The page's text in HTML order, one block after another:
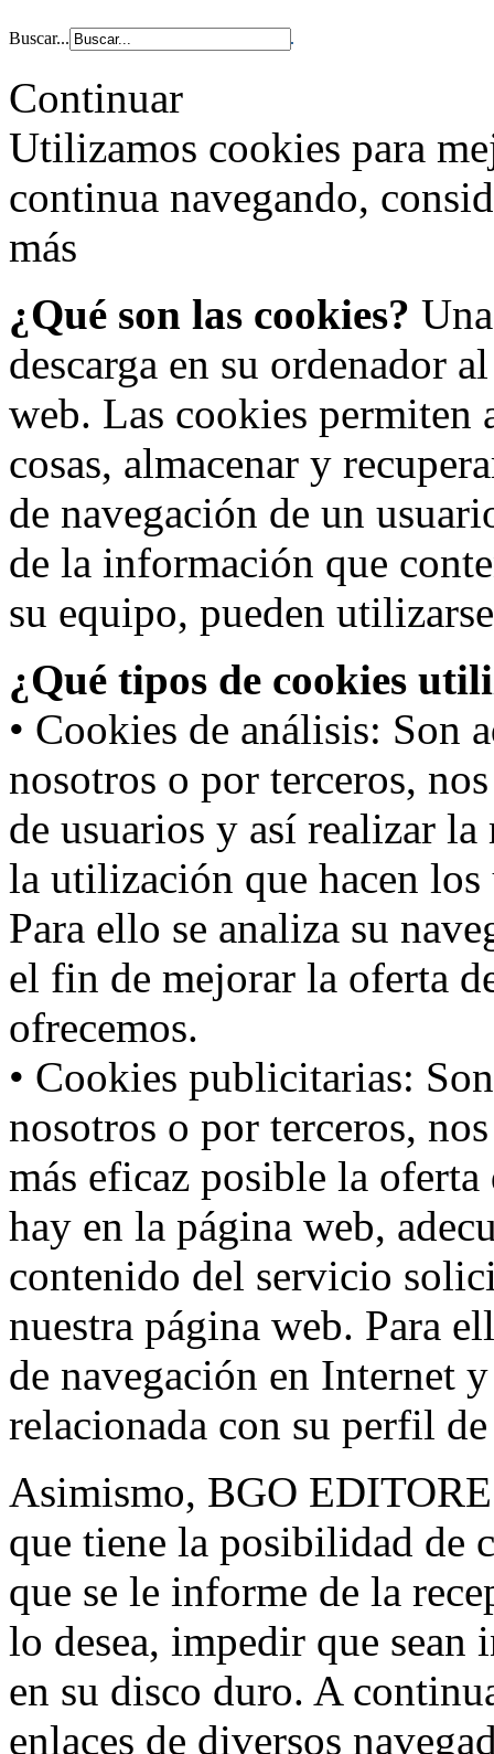
Buscar...
Continuar
Utilizamos cookies para
continua navegando,
más
¿Qué son las cookies?
descarga en su ordenador
web. Las cookies permiten
cosas, almacenar y
de navegación de un
de la información que
su equipo, pueden
¿Qué tipos de cookies
• Cookies de análisis: Son
nosotros o por terceros,
de usuarios y así realizar
la utilización que hacen
Para ello se analiza su
el fin de mejorar la oferta
ofrecemos.
• Cookies publicitarias:
nosotros o por terceros,
más eficaz posible la
hay en la página web,
contenido del servicio
nuestra página web. Para
de navegación en Internet
relacionada con su perfil
Asimismo, BGO
que tiene la posibilidad de
que se le informe de la
lo desea, impedir que sean
en su disco duro. A
enlaces de diversos